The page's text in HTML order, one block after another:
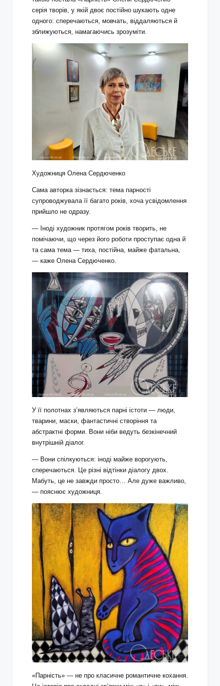
серія творів, у якій двоє постійно шукають одне
одного: сперечаються, мовчать, віддаляються й
зближуються, намагаючись зрозуміти.
Художниця Олена Сердюченко
Сама авторка зізнається: тема парності
супроводжувала її багато років, хоча усвідомлення
прийшло не одразу.
— Іноді художник протягом років творить, не
помічаючи, що через його роботи проступає одна й
та сама тема — тиха, постійна, майже фатальна,
— каже Олена Сердюченко.
У її полотнах з’являються парні істоти — люди,
тварини, маски, фантастичні створіння та
абстрактні форми. Вони ніби ведуть безкінечний
внутрішній діалог.
— Вони спілкуються: іноді майже ворогують,
сперечаються. Це різні відтінки діалогу двох.
Мабуть, це не завжди просто… Але дуже важливо,
— пояснює художниця.
«Парність» — не про класичне романтичне кохання.